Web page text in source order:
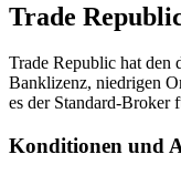
Trade
Trade Republic hat den
Banklizenz, niedrigen
es der Standard-Broker
Konditionen und